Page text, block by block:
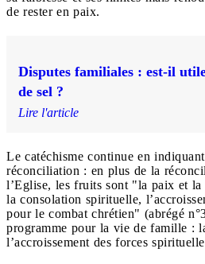
de rester en paix.
Disputes familiales : est-il
de sel ?
Lire l'article
Le catéchisme continue en
réconciliation : en plus de la
l’Eglise, les fruits sont "la paix et la
la consolation spirituelle,
pour le combat chrétien" (abrégé
programme pour la vie de famille :
l’accroissement des forces